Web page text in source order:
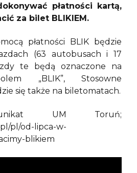
płatności kartą,
za bilet BLIKIEM.
płatności BLIK będzie
(63 autobusach i 17
te będą oznaczone na
„BLIK”, Stosowne
się także na biletomatach.
UM Toruń;
pl/od-lipca-w-
blikiem